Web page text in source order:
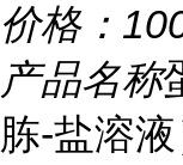
价格：
产品名称
胨-盐溶